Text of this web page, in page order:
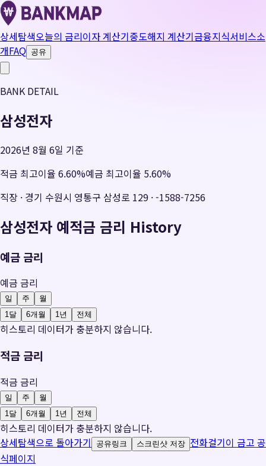
상세탐색오늘의 금리이자 계산기중도해지 계산기금융지식서비스소
개FAQ 공유
BANK DETAIL
삼성전자
2026년 8월 6일 기준
적금 최고이율 6.60%예금 최고이율 5.60%
직장 · 경기 수원시 영통구 삼성로 129 ·-1588-7256
삼성전자 예적금 금리 History
예금 금리
예금 금리
일 주
월
1달
6개월 1년 전체
히스토리 데이터가 충분하지 않습니다.
적금 금리
적금 금리
일 주
월
1달
6개월 1년 전체
히스토리 데이터가 충분하지 않습니다.
상세탐색으로 돌아가기
공유링크 스크린샷 저장 전화걸기이 금고 공
식페이지